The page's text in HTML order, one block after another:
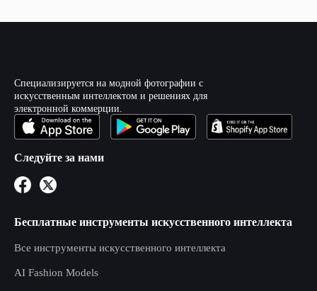
Специализируется на модной фотографии с
искусственным интеллектом и решениях для
электронной коммерции.
Следуйте за нами
Бесплатные инструменты искусственного интеллекта
Все инструменты искусственного интеллекта
AI Fashion Models